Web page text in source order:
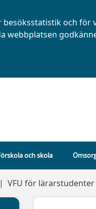
besöksstatistik och
webbplatsen
och skola
VFU för lärarstudenter